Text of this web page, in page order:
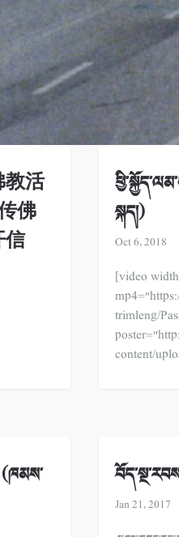
教活
佛
信
སྐད།)
Oct 6, 2018
[video
trimleng/
content/
(ཁམས་
Jan 21, 2017